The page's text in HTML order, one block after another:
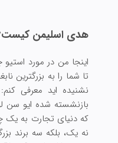
هدی اسلیمن
اینجا من در مورد
تا شما را به بزرگترین
نشنیده اید معرفی کنم:
بازنشسته شده ایو سن
که دنیای تجارت به یک
نه یک، بلکه سه برند